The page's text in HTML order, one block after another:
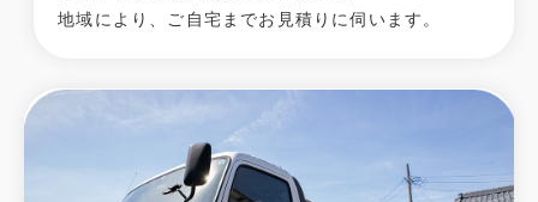
地域により、ご自宅までお見積りに伺います。